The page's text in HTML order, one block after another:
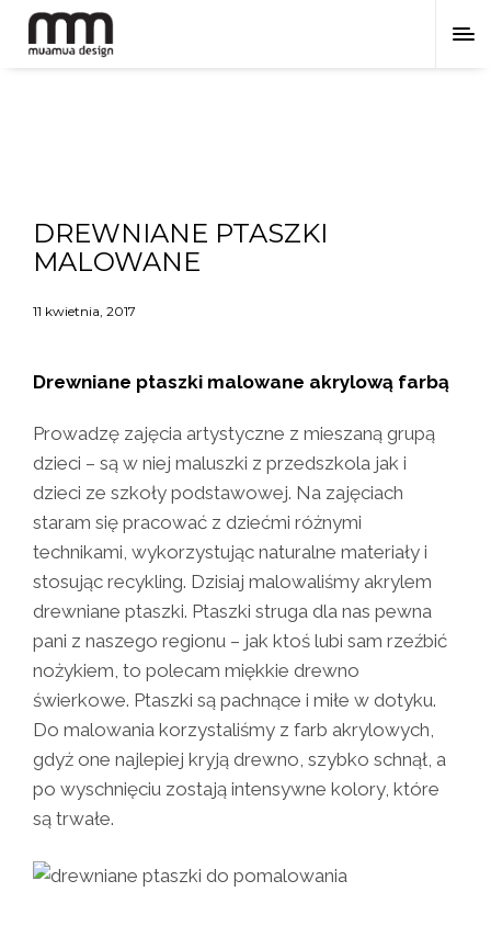
DREWNIANE PTASZKI
MALOWANE
11 kwietnia, 2017
Drewniane ptaszki malowane akrylową farbą
Prowadzę zajęcia artystyczne z mieszaną grupą
dzieci – są w niej maluszki z przedszkola jak i
dzieci ze szkoły podstawowej. Na zajęciach
staram się pracować z dziećmi różnymi
technikami, wykorzystując naturalne materiały i
stosując recykling. Dzisiaj malowaliśmy akrylem
drewniane ptaszki. Ptaszki struga dla nas pewna
pani z naszego regionu – jak ktoś lubi sam rzeźbić
nożykiem, to polecam miękkie drewno
świerkowe. Ptaszki są pachnące i miłe w dotyku.
Do malowania korzystaliśmy z farb akrylowych,
gdyż one najlepiej kryją drewno, szybko schnął, a
po wyschnięciu zostają intensywne kolory, które
są trwałe.